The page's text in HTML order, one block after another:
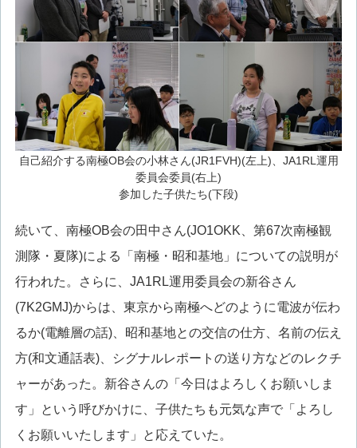
自己紹介する南極OB会の小林さん(JR1FVH)(左上)、JA1RL運用
委員会委員(右上)
参加した子供たち(下段)
続いて、南極OB会の田中さん(JO1OKK、第67次南極観
測隊・夏隊)による「南極・昭和基地」についての説明が
行われた。さらに、JA1RL運用委員会の新谷さん
(7K2GMJ)からは、東京から南極へどのように電波が伝わ
るか(電離層の話)、昭和基地との交信の仕方、名前の伝え
方(和文通話表)、シグナルレポートの送り方などのレクチ
ャーがあった。新谷さんの「今日はよろしくお願いしま
す」という呼びかけに、子供たちも元気な声で「よろし
くお願いいたします」と応えていた。